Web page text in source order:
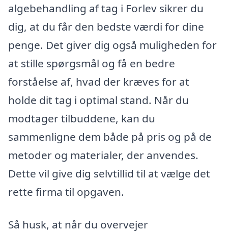
algebehandling af tag i Forlev sikrer du
dig, at du får den bedste værdi for dine
penge. Det giver dig også muligheden for
at stille spørgsmål og få en bedre
forståelse af, hvad der kræves for at
holde dit tag i optimal stand. Når du
modtager tilbuddene, kan du
sammenligne dem både på pris og på de
metoder og materialer, der anvendes.
Dette vil give dig selvtillid til at vælge det
rette firma til opgaven.
Så husk, at når du overvejer